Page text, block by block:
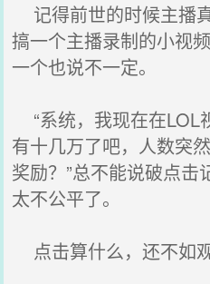
记得前世的时候主播
搞一个主播录制的小视
一个也说不一定。
“系统，我现在在LOL
有十几万了吧，人数突
奖励？”总不能说破点击
太不公平了。
点击算什么，还不如